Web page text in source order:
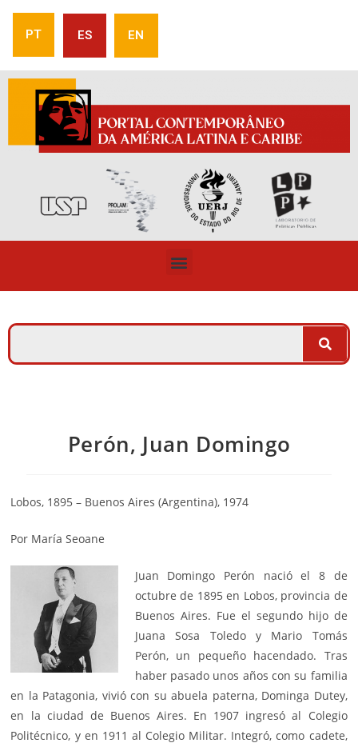
PT ES EN
Perón, Juan Domingo
Lobos, 1895 – Buenos Aires (Argentina), 1974
Por María Seoane
Juan Domingo Perón nació el 8 de
octubre de 1895 en Lobos, provincia de
Buenos Aires. Fue el segundo hijo de
Juana Sosa Toledo y Mario Tomás
Perón, un pequeño hacendado. Tras
haber pasado unos años con su familia
en la Patagonia, vivió con su abuela paterna, Dominga Dutey,
en la ciudad de Buenos Aires. En 1907 ingresó al Colegio
Politécnico, y en 1911 al Colegio Militar. Integró, como cadete,